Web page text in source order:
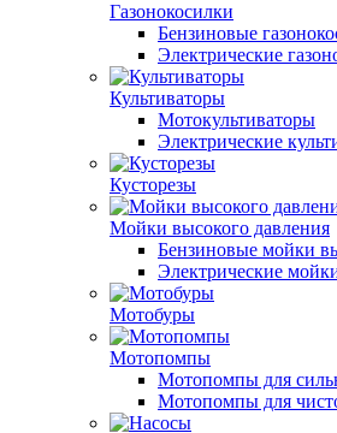
Газонокосилки
Бензиновые
Электрические
Культиваторы
Мотокультиваторы
Электрические
Кусторезы
Мойки высокого давления
Бензиновые мойки
Электрические
Мотобуры
Мотопомпы
Мотопомпы для
Мотопомпы для